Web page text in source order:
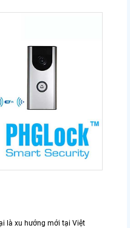
là xu hướng mới tại Việt